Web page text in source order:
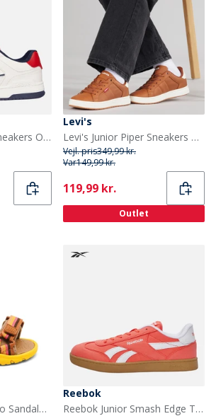
Levi's Junior John Sneakers Off White/Navy 3130 Off White Navy 3130
Levi's
Levi's Junior Piper Sneakers Cognac 0241
Vejl. pris349,99 kr.
Var149,99 kr.
Current
119,99 kr.
Outlet
Bisgaard Børne Nico Sandaler Lemon Mix
Reebok
Reebok Junior Smash Edge Træningssko Sunset Coral/Electric Amber/Gum